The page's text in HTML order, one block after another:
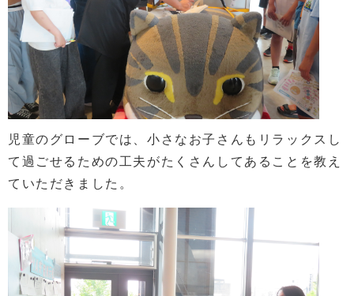
児童のグローブでは、小さなお子さんもリラックスし
て過ごせるための工夫がたくさんしてあることを教え
ていただきました。